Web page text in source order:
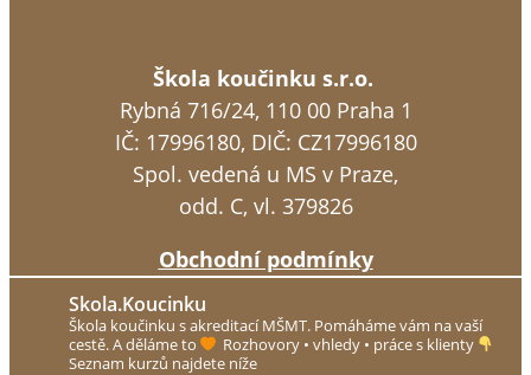
Škola koučinku s.r.o.
Rybná 716/24, 110 00 Praha 1
IČ: 17996180, DIČ: CZ17996180
Spol. vedená u MS v Praze,
odd. C, vl. 379826
Obchodní podmínky
Skola.koucinku
Škola koučinku s akreditací MŠMT. Pomáháme vám na vaší
cestě. A děláme to
Rozhovory • vhledy • práce s klienty
Seznam kurzů najdete níže